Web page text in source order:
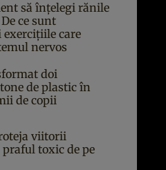
să înțelegi rănile
ce sunt
care
nervos
doi
de plastic în
de copii
viitorii
toxic de pe